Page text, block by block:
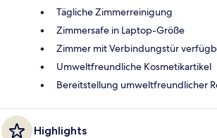
Tägliche Zimmerreinigung
Zimmersafe in Laptop-Größe
Zimmer mit Verbindungstür
Umweltfreundliche Kosmetikartikel
Bereitstellung umweltfreundlicher
Highlights